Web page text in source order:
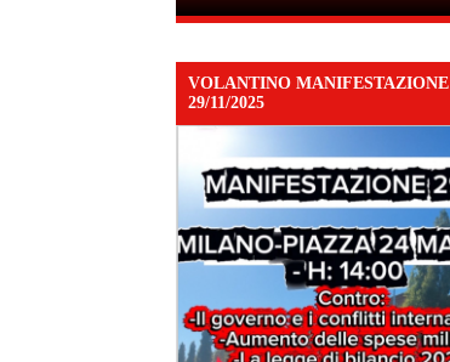
VOLANTINO MANIFESTAZIONE
29/11/2025